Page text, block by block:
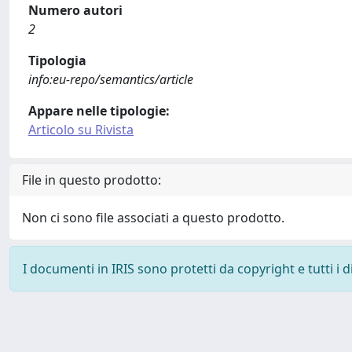
Numero autori
2
Tipologia
info:eu-repo/semantics/article
Appare nelle tipologie:
Articolo su Rivista
File in questo prodotto:
Non ci sono file associati a questo prodotto.
I documenti in IRIS sono protetti da copyright e tutti i